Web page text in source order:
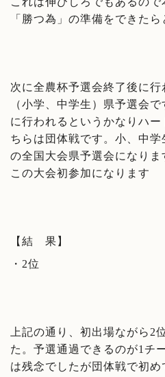
「勝つ為」の準備をできた
次に全農杯予選会終了後に
（小学、中学生）県予選会
に行われるというかなりハー
ちらは団体戦です。小、中
の全国大会県予選会になり
この大会初参加になります
【結 果】
・2位
上記の通り、初出場ながら2
た。予選通過できるのが1チ
は残念でしたが団体戦で初